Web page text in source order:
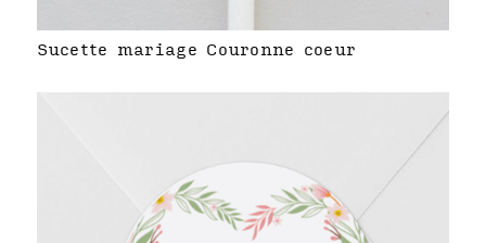
Sucette mariage Couronne coeur